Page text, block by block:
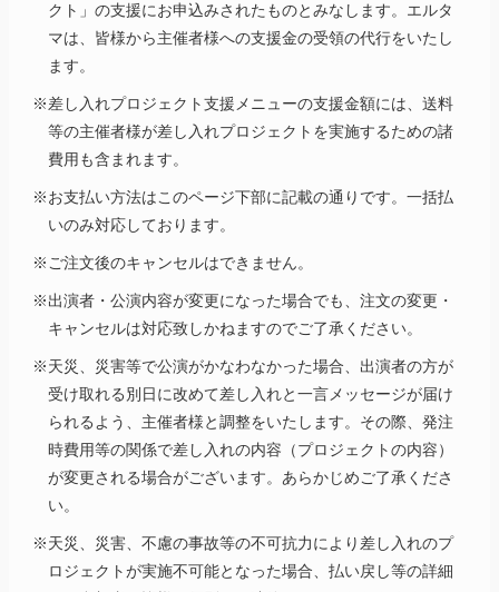
クト」の支援にお申込みされたものとみなします。エルタ
マは、皆様から主催者様への支援金の受領の代行をいたし
ます。
※差し入れプロジェクト支援メニューの支援金額には、送料
等の主催者様が差し入れプロジェクトを実施するための諸
費用も含まれます。
※お支払い方法はこのページ下部に記載の通りです。一括払
いのみ対応しております。
※ご注文後のキャンセルはできません。
※出演者・公演内容が変更になった場合でも、注文の変更・
キャンセルは対応致しかねますのでご了承ください。
※天災、災害等で公演がかなわなかった場合、出演者の方が
受け取れる別日に改めて差し入れと一言メッセージが届け
られるよう、主催者様と調整をいたします。その際、発注
時費用等の関係で差し入れの内容（プロジェクトの内容）
が変更される場合がございます。あらかじめご了承くださ
い。
※天災、災害、不慮の事故等の不可抗力により差し入れのプ
ロジェクトが実施不可能となった場合、払い戻し等の詳細